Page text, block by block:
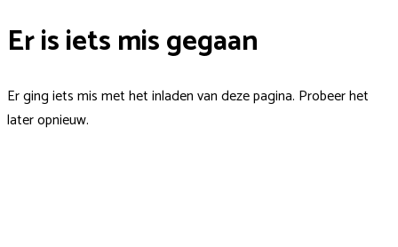
Er is iets mis gegaan
Er ging iets mis met het inladen van deze pagina. Probeer het
later opnieuw.